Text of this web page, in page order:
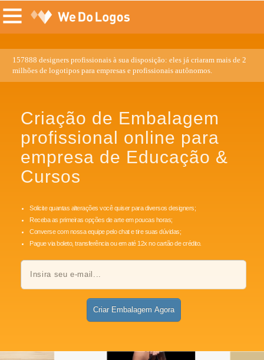
157888 designers profissionais à sua disposição: eles já criaram mais de 2
milhões de logotipos para empresas e profissionais autônomos.
Criação de Embalagem
profissional online para
empresa de Educação &
Cursos
Solicite quantas alterações você quiser para diversos designers;
Receba as primeiras opções de arte em poucas horas;
Converse com nossa equipe pelo chat e tire suas dúvidas;
Pague via boleto, transferência ou em até 12x no cartão de crédito.
Criar Embalagem Agora